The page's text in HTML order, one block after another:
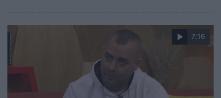
7:16